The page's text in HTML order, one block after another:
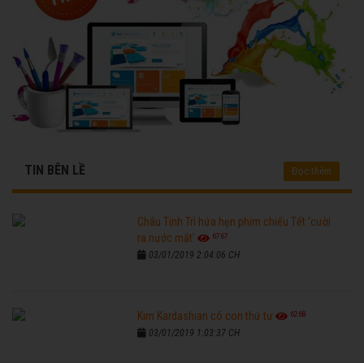
TIN BÊN LỀ Đọc thêm
Châu Tinh Trì hứa hẹn phim chiếu Tết 'cười
ra nước mắt'
6767
03/01/2019 2:04:06 CH
Kim Kardashian có con thứ tư 6268
03/01/2019 1:03:37 CH